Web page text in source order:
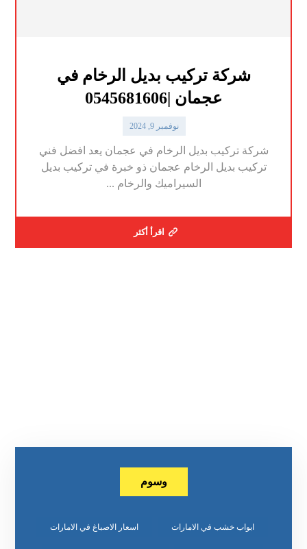
شركة تركيب بديل الرخام في
عجمان |0545681606
نوفمبر 9, 2024
شركة تركيب بديل الرخام في عجمان يعد افضل فني
تركيب بديل الرخام عجمان ذو خبرة في تركيب بديل
السيراميك والرخام ...
اقرأ أكثر
وسوم
ابواب خشب في الامارات اسعار الاصباغ في الامارات